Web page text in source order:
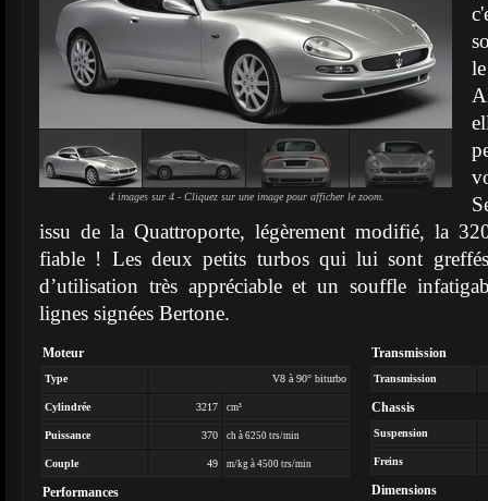
4 images sur 4 - Cliquez sur une image pour afficher le zoom.
issu de la Quattroporte, légèrement modifié, la
fiable ! Les deux petits turbos qui lui sont
d’utilisation très appréciable et un souffle
lignes signées Bertone.
Moteur
Type V8 à 90° biturbo
Cylindrée 3217 cm³
Puissance 370 ch à 6250 trs/min
Couple 49 m/kg à 4500 trs/min
Performances
Transmission
Transmission
Chassis
Suspension
Freins
Dimensions